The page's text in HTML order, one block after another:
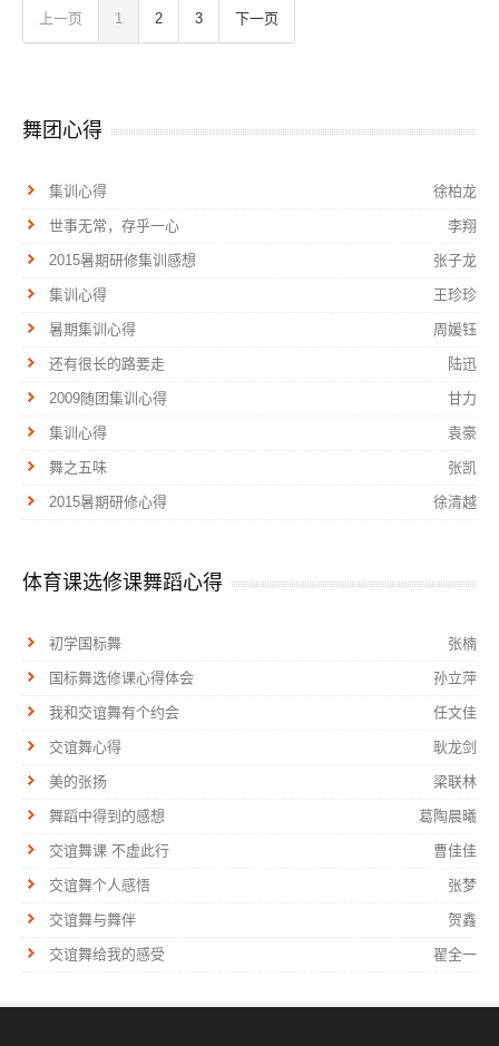
上一页 1 2 3 下一页
舞团心得
集训心得 徐柏龙
世事无常，存乎一心 李翔
2015暑期研修集训感想 张子龙
集训心得 王珍珍
暑期集训心得 周媛钰
还有很长的路要走 陆迅
2009随团集训心得 甘力
集训心得 袁豪
舞之五味 张凯
2015暑期研修心得 徐清越
体育课选修课舞蹈心得
初学国标舞 张楠
国标舞选修课心得体会 孙立萍
我和交谊舞有个约会 任文佳
交谊舞心得 耿龙剑
美的张扬 梁联林
舞蹈中得到的感想 葛陶晨曦
交谊舞课 不虚此行 曹佳佳
交谊舞个人感悟 张梦
交谊舞与舞伴 贺鑫
交谊舞给我的感受 翟全一